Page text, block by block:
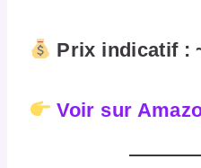
Prix indicatif :
Voir sur